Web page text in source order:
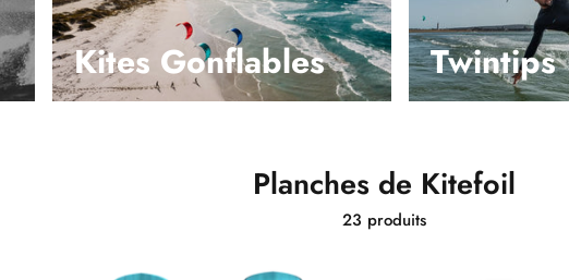
Kites Gonflables Twintips
Planches de Kitefoil
23 produits